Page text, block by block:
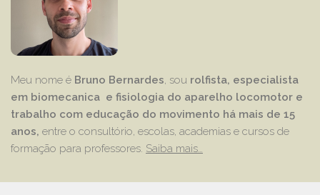
Meu nome é Bruno Bernardes, sou rolfista, especialista
em biomecanica e fisiologia do aparelho locomotor e
trabalho com educação do movimento há mais de 15
anos, entre o consultório, escolas, academias e cursos de
formação para professores. Saiba mais…